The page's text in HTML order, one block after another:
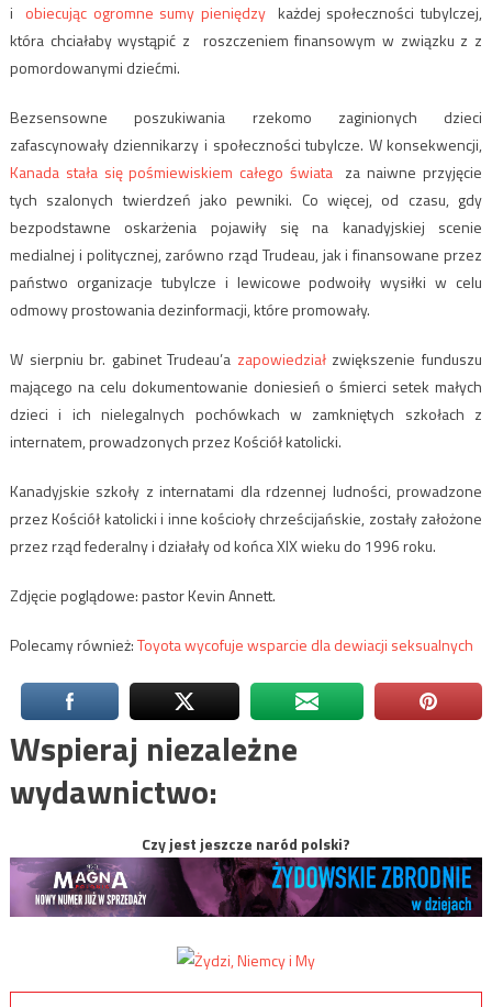
i obiecując ogromne sumy pieniędzykażdej społeczności tubylczej,
która chciałaby wystąpić z roszczeniem finansowym w związku z z
pomordowanymi dziećmi.
Bezsensowne poszukiwania rzekomo zaginionych dzieci
zafascynowały dziennikarzy i społeczności tubylcze. W konsekwencji,
Kanada stała się pośmiewiskiem całego świataza naiwne przyjęcie
tych szalonych twierdzeń jako pewniki. Co więcej, od czasu, gdy
bezpodstawne oskarżenia pojawiły się na kanadyjskiej scenie
medialnej i politycznej, zarówno rząd Trudeau, jak i finansowane przez
państwo organizacje tubylcze i lewicowe podwoiły wysiłki w celu
odmowy prostowania dezinformacji, które promowały.
W sierpniu br. gabinet Trudeau’a zapowiedziałzwiększenie funduszu
mającego na celu dokumentowanie doniesień o śmierci setek małych
dzieci i ich nielegalnych pochówkach w zamkniętych szkołach z
internatem, prowadzonych przez Kościół katolicki.
Kanadyjskie szkoły z internatami dla rdzennej ludności, prowadzone
przez Kościół katolicki i inne kościoły chrześcijańskie, zostały założone
przez rząd federalny i działały od końca XIX wieku do 1996 roku.
Zdjęcie poglądowe: pastor Kevin Annett.
Polecamy również:Toyota wycofuje wsparcie dla dewiacji seksualnych
Wspieraj niezależne
wydawnictwo:
Czy jest jeszcze naród polski?